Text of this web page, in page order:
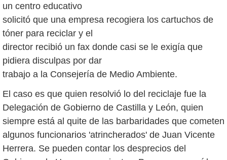
un centro educativo
solicitó que una empresa recogiera los cartuchos de
tóner para reciclar y el
director recibió un fax donde casi se le exigía que
pidiera disculpas por dar
trabajo a la Consejería de Medio Ambiente.
El caso es que quien resolvió lo del reciclaje fue la
Delegación de Gobierno de Castilla y León, quien
siempre está al quite de las barbaridades que cometen
algunos funcionarios 'atrincherados' de Juan Vicente
Herrera. Se pueden contar los desprecios del